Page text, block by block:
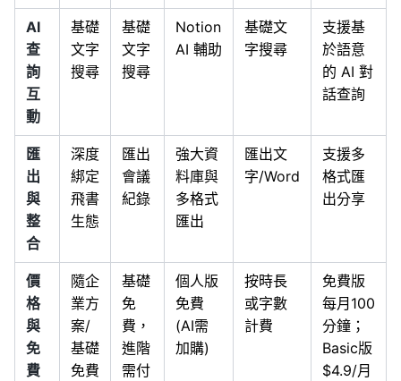
AI
查
詢
互
動
基礎
文字
搜尋
基礎
文字
搜尋
Notion
AI 輔助
基礎文
字搜尋
支援基
於語意
的 AI 對
話查詢
匯
出
與
整
合
深度
綁定
飛書
生態
匯出
會議
紀錄
強大資
料庫與
多格式
匯出
匯出文
字/Word
支援多
格式匯
出分享
價
格
與
免
費
隨企
業方
案/
基礎
免費
基礎
免
費，
進階
需付
個人版
免費
(AI需
加購)
按時長
或字數
計費
免費版
每月100
分鐘；
Basic版
$4.9/月